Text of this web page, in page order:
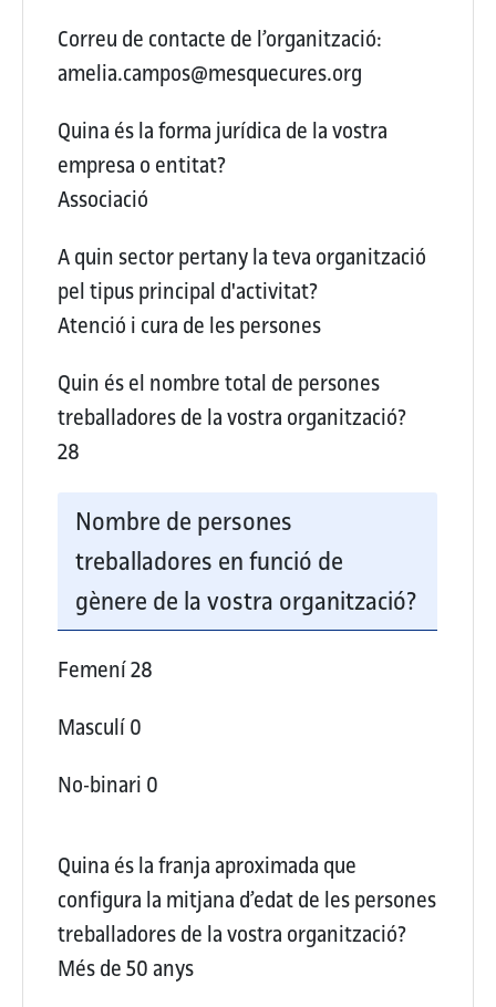
Correu de contacte de l’organització:
amelia.campos@mesquecures.org
Quina és la forma jurídica de la vostra
empresa o entitat?
Associació
A quin sector pertany la teva organització
pel tipus principal d'activitat?
Atenció i cura de les persones
Quin és el nombre total de persones
treballadores de la vostra organització?
28
Nombre de persones
treballadores en funció de
gènere de la vostra organització?
Femení28
Masculí0
No-binari 0
Quina és la franja aproximada que
configura la mitjana d’edat de les persones
treballadores de la vostra organització?
Més de 50 anys